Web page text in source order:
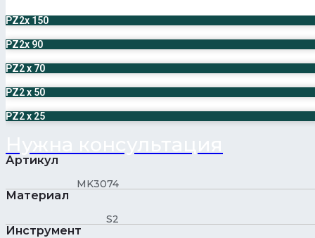
PZ2x 150
PZ2x 90
PZ2 x 70
PZ2 x 50
PZ2 x 25
Артикул
MK3074
Материал
S2
Инструмент